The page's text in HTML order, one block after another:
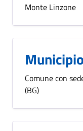
Monte Linzone
Comune con
(BG)